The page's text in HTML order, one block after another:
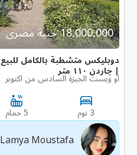
18,000,000 جنية مصرى
| جاردن ١١٠ متر
او ويست الجيزة السادس من اكتوبر
3 نوم 5 حمام
Lamya Moustafa